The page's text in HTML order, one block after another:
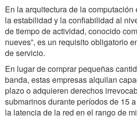
En la arquitectura de la
la estabilidad y la confiabilidad al
de tiempo de actividad, conocido
nueves”, es un requisito obligatorio
de servicio.
En lugar de comprar pequeñas
banda, estas empresas alquilan
plazo o adquieren derechos
submarinos durante períodos de 15
la latencia de la red en el rango de